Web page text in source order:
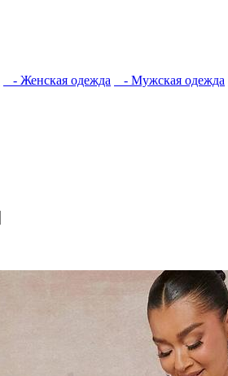
- Женская одежда - Мужская одежда